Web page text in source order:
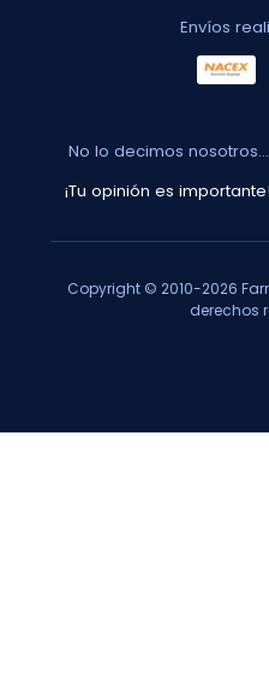
Envíos
No lo decimos nosotros...
¡Tu opinión es importante!
Copyright © 2010-2026
derechos